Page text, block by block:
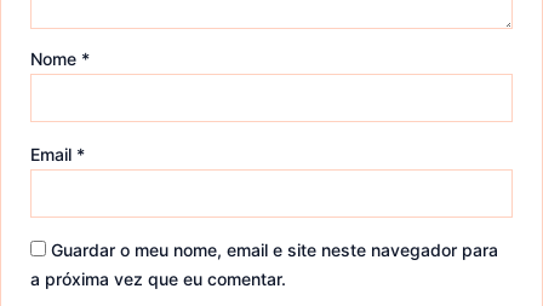
Nome *
Email *
Guardar o meu nome, email e site neste navegador para
a próxima vez que eu comentar.